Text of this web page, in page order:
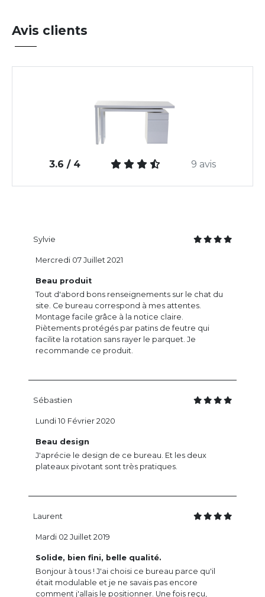
Avis clients
3.6 / 4 9 avis
Sylvie
Beau produit
Tout d'abord bons renseignements sur le chat du
site. Ce bureau correspond à mes attentes.
Montage facile grâce à la notice claire.
Piètements protégés par patins de feutre qui
facilite la rotation sans rayer le parquet. Je
recommande ce produit.
Mercredi 07 Juillet 2021
Sébastien
Beau design
J'aprécie le design de ce bureau. Et les deux
plateaux pivotant sont très pratiques.
Lundi 10 Février 2020
Laurent
Solide, bien fini, belle qualité.
Bonjour à tous ! J'ai choisi ce bureau parce qu'il
était modulable et je ne savais pas encore
comment j'allais le positionner. Une fois reçu,
Mardi 02 Juillet 2019